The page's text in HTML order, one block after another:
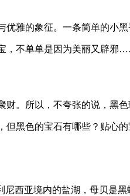
雅的象征。一条简单的小
，不单单是因为美丽又辟
。所以，不夸张的说，黑
黑色的宝石有哪些？贴心
西亚境内的盐湖，母贝是黑